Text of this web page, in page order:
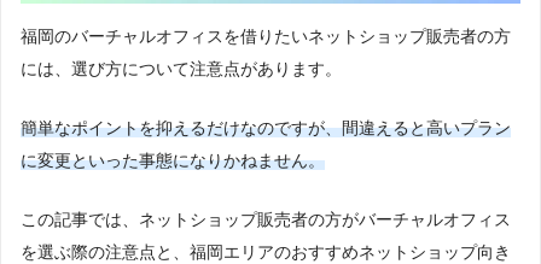
福岡のバーチャルオフィスを借りたいネットショップ販売者の方
には、選び方について注意点があります。
簡単なポイントを抑えるだけなのですが、間違えると高いプラン
に変更といった事態になりかねません。
この記事では、ネットショップ販売者の方がバーチャルオフィス
を選ぶ際の注意点と、福岡エリアのおすすめネットショップ向き